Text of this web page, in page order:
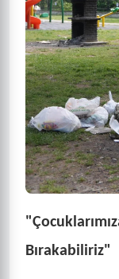
Bırakabiliriz"